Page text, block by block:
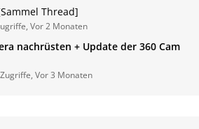
Thread]
Vor 2 Monaten
nachrüsten + Update der 360 Cam
Vor 3 Monaten